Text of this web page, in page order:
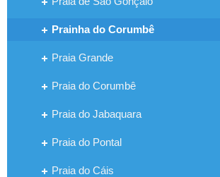
Prainha do Corumbê
Praia Grande
Praia do Corumbê
Praia do Jabaquara
Praia do Pontal
Praia do Cáis